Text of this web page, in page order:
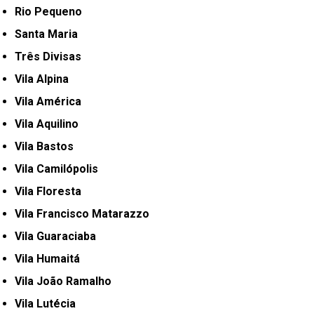
Rio Pequeno
Santa Maria
Três Divisas
Vila Alpina
Vila América
Vila Aquilino
Vila Bastos
Vila Camilópolis
Vila Floresta
Vila Francisco Matarazzo
Vila Guaraciaba
Vila Humaitá
Vila João Ramalho
Vila Lutécia